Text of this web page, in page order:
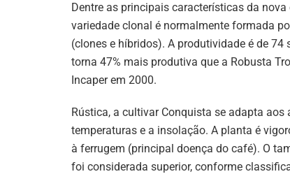
Dentre as principais características da
variedade clonal é normalmente formada
(clones e híbridos). A produtividade é de
torna 47% mais produtiva que a Robusta
Incaper em 2000.
Rústica, a cultivar Conquista se adapta
temperaturas e a insolação. A planta é
à ferrugem (principal doença do café). O
foi considerada superior, conforme